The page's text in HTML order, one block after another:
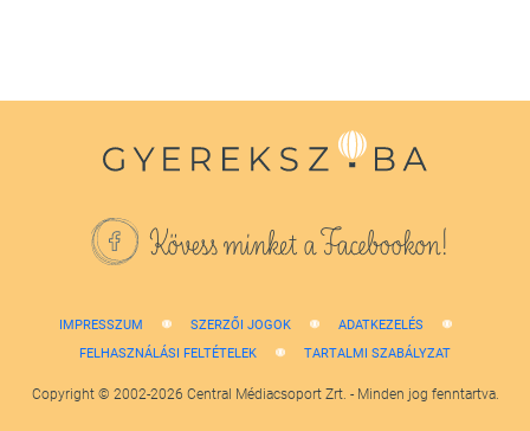
Kövess minket a Facebookon!
IMPRESSZUM SZERZŐI JOGOK
ADATKEZELÉS
FELHASZNÁLÁSI FELTÉTELEK
TARTALMI SZABÁLYZAT
Copyright © 2002-2026 Central Médiacsoport Zrt. - Minden jog fenntartva.